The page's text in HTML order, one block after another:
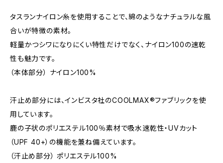
タスランナイロン糸を使用することで、綿のようなナチュラルな風
合いが特徴の素材。
軽量かつシワになりにくい特性だけでなく、ナイロン100の速乾
性も魅力です。
（本体部分） ナイロン100%
汗止め部分には、インビスタ社のCOOLMAX®ファブリックを使
用しています。
鹿の子状のポリエステル100％素材で吸水速乾性・UVカット
（UPF 40+）の機能を兼ね備えています。
（汗止め部分） ポリエステル100%